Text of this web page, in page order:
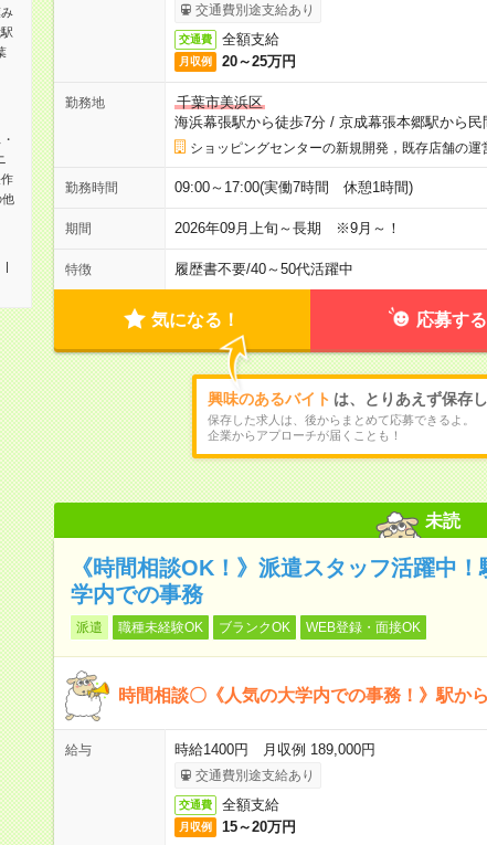
交通費別途支給あり
交通費 全額支給
月収例 20～25万円
勤務地
千葉市美浜区
海浜幕張駅から徒歩7分/ 京成幕張本郷駅から民
ショッピングセンターの新規開発，既存店舗の運
勤務時間 09:00～17:00(実働7時間 休憩1時間)
期間 2026年09月上旬～長期 ※9月～！
特徴 履歴書不要/40～50代活躍中
気になる！ 応募する
興味のあるバイト は、とりあえず保存
保存した求人は、後からまとめて応募できるよ。
企業からアプローチが届くことも！
未読
《時間相談OK！》派遣スタッフ活躍中
学内での事務
派遣 職種未経験OK ブランクOK WEB登録・面接OK
時間相談〇《人気の大学内での事務！》駅か
給与 時給1400円 月収例 189,000円
交通費別途支給あり
交通費 全額支給
月収例 15～20万円